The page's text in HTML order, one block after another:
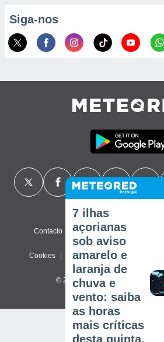
Siga-nos
Contacto Sobre nós
Cookies Política de privacidade
© 2026 Meteored. Todos os
7 ilhas
açorianas
sob aviso
amarelo e
laranja de
chuva e
vento: saiba
as horas
mais críticas
desta quinta,